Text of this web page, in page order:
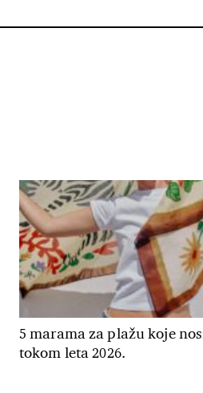
5 marama za plažu koje
tokom leta 2026.